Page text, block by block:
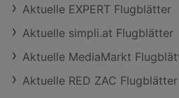
Aktuelle EXPERT Flugblätter
Aktuelle simpli.at Flugblätter
Aktuelle MediaMarkt
Aktuelle RED ZAC Flugblätter